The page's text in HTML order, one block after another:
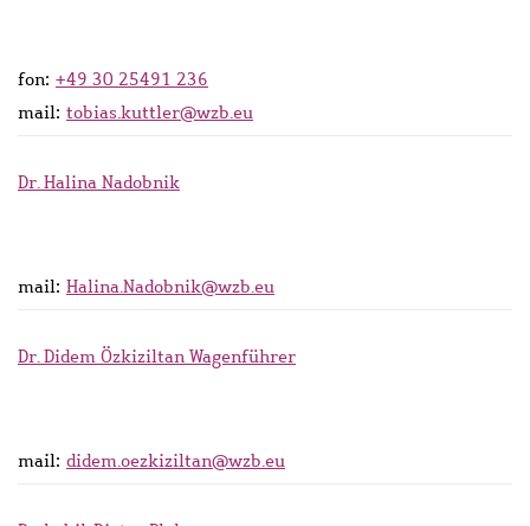
fon: +49 30 25491 236
mail: tobias.kuttler@wzb.eu
Dr. Halina Nadobnik
mail: Halina.Nadobnik@wzb.eu
Dr. Didem Özkiziltan Wagenführer
mail: didem.oezkiziltan@wzb.eu